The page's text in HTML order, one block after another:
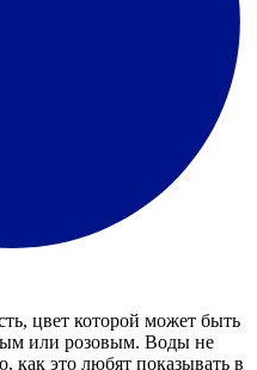
цвет которой может быть
или розовым. Воды не
как это любят показывать в